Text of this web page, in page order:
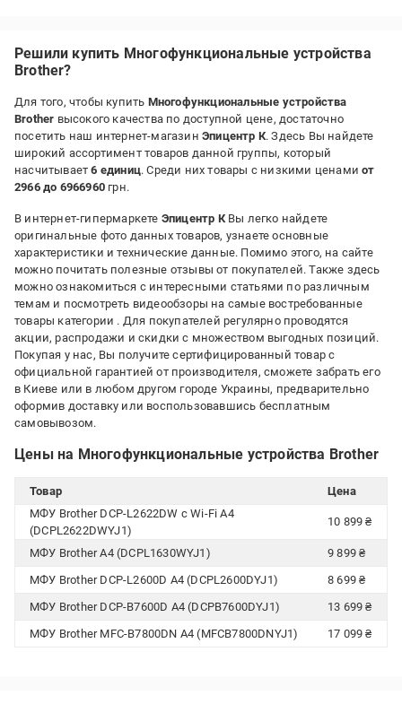
Решили купить Многофункциональные устройства
Brother?
Для того, чтобы купить Многофункциональные устройства
Brother высокого качества по доступной цене, достаточно
посетить наш интернет-магазин Эпицентр К. Здесь Вы найдете
широкий ассортимент товаров данной группы, который
насчитывает6 единиц. Среди них товары с низкими ценамиот
2966 до 6966960 грн.
В интернет-гипермаркете Эпицентр КВы легко найдете
оригинальные фото данных товаров, узнаете основные
характеристики и технические данные. Помимо этого, на сайте
можно почитать полезные отзывы от покупателей. Также здесь
можно ознакомиться с интересными статьями по различным
темам и посмотреть видеообзоры на самые востребованные
товары категории . Для покупателей регулярно проводятся
акции, распродажи и скидки с множеством выгодных позиций.
Покупая у нас, Вы получите сертифицированный товар с
официальной гарантией от производителя, сможете забрать его
в Киеве или в любом другом городе Украины, предварительно
оформив доставку или воспользовавшись бесплатным
самовывозом.
Цены на Многофункциональные устройства Brother
Товар
Цена
МФУ Brother DCP-L2622DW с Wi-Fi А4
(DCPL2622DWYJ1)
10 899 ₴
МФУ Brother А4 (DCPL1630WYJ1)
9 899 ₴
МФУ Brother DCP-L2600D А4 (DCPL2600DYJ1)
8 699 ₴
МФУ Brother DCP-B7600D А4 (DCPB7600DYJ1)
13 699 ₴
МФУ Brother MFC-B7800DN А4 (MFCB7800DNYJ1)
17 099 ₴